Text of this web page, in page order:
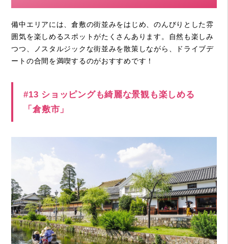
備中エリアには、倉敷の街並みをはじめ、のんびりとした雰
囲気を楽しめるスポットがたくさんあります。自然も楽しみ
つつ、ノスタルジックな街並みを散策しながら、ドライブデ
ートの合間を満喫するのがおすすめです！
#13 ショッピングも綺麗な景観も楽しめる
「倉敷市」